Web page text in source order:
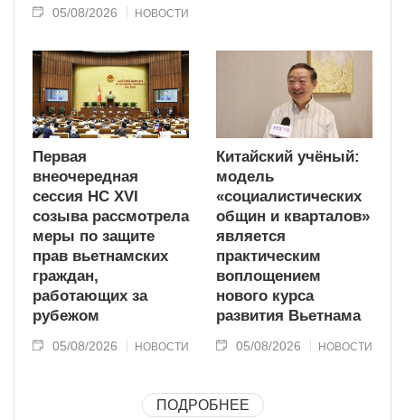
05/08/2026 НОВОСТИ
Первая
внеочередная
сессия НС XVI
созыва рассмотрела
меры по защите
прав вьетнамских
граждан,
работающих за
рубежом
05/08/2026 НОВОСТИ
Китайский учёный:
модель
«социалистических
общин и кварталов»
является
практическим
воплощением
нового курса
развития Вьетнама
05/08/2026 НОВОСТИ
ПОДРОБНЕЕ